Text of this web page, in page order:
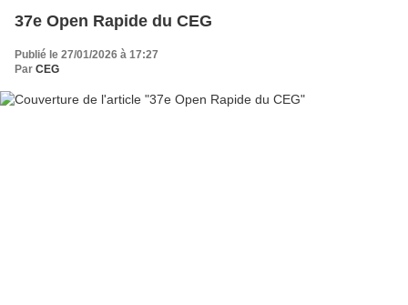
37e Open Rapide du CEG
Publié le 27/01/2026 à 17:27
Par CEG